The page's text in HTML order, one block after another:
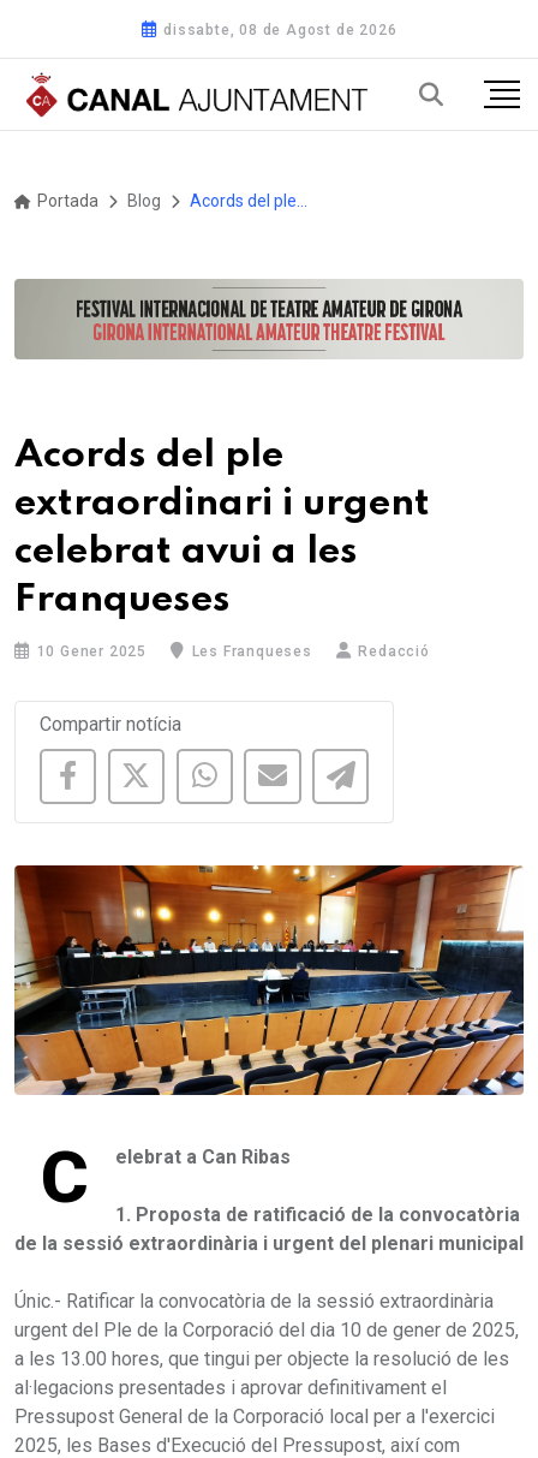
dissabte, 08 de Agost de 2026
Portada Blog
Acords del ple
extraordinari i urgent
celebrat avui a les
Franqueses
10 Gener 2025 Les Franqueses Redacció
Compartir notícia
C elebrat a Can Ribas
1. Proposta de ratificació de la convocatòria
de la sessió extraordinària i urgent del plenari municipal
Únic.- Ratificar la convocatòria de la sessió extraordinària
urgent del Ple de la Corporació del dia 10 de gener de 2025,
a les 13.00 hores, que tingui per objecte la resolució de les
al·legacions presentades i aprovar definitivament el
Pressupost General de la Corporació local per a l'exercici
2025, les Bases d'Execució del Pressupost, així com